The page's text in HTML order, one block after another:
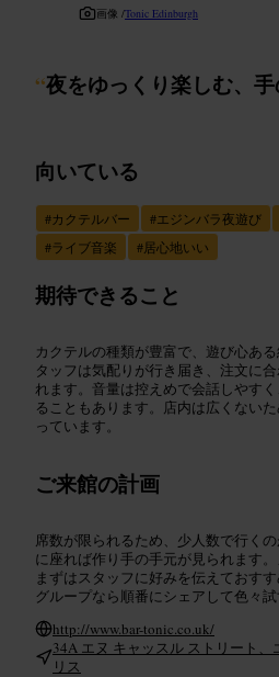
画像 /Tonic Edinburgh
“夜をゆっくり楽しむ、手
向いている
#カクテルバー #エジンバラ夜遊び
#ライブ音楽 #居心地いい
期待できること
カクテルの種類が豊富で、遊び心あ
タッフは気配りが行き届き、注文に
れます。音量は控えめで会話しやす
ることもあります。店内は広くない
っています。
ご来館の計画
席数が限られるため、少人数で行く
に座れば作り手の手元が見られます。
まずはスタッフに好みを伝えておす
グループなら順番にシェアして色々試
http://www.bar-tonic.co.uk/
34A エヌ キャッスル ストリート
リス